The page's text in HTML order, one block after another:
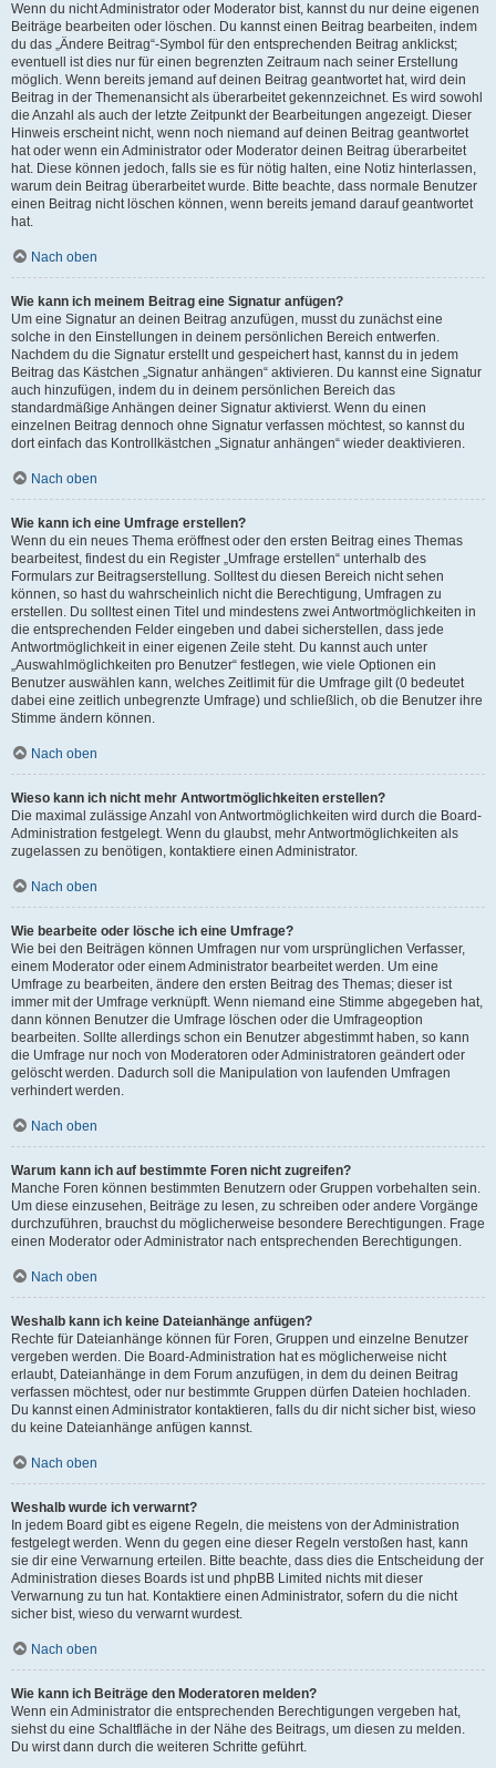
Wenn du nicht Administrator oder Moderator bist, kannst du nur deine eigenen
Beiträge bearbeiten oder löschen. Du kannst einen Beitrag bearbeiten, indem
du das „Ändere Beitrag“-Symbol für den entsprechenden Beitrag anklickst;
eventuell ist dies nur für einen begrenzten Zeitraum nach seiner Erstellung
möglich. Wenn bereits jemand auf deinen Beitrag geantwortet hat, wird dein
Beitrag in der Themenansicht als überarbeitet gekennzeichnet. Es wird sowohl
die Anzahl als auch der letzte Zeitpunkt der Bearbeitungen angezeigt. Dieser
Hinweis erscheint nicht, wenn noch niemand auf deinen Beitrag geantwortet
hat oder wenn ein Administrator oder Moderator deinen Beitrag überarbeitet
hat. Diese können jedoch, falls sie es für nötig halten, eine Notiz hinterlassen,
warum dein Beitrag überarbeitet wurde. Bitte beachte, dass normale Benutzer
einen Beitrag nicht löschen können, wenn bereits jemand darauf geantwortet
hat.
Nach oben
Wie kann ich meinem Beitrag eine Signatur anfügen?
Um eine Signatur an deinen Beitrag anzufügen, musst du zunächst eine
solche in den Einstellungen in deinem persönlichen Bereich entwerfen.
Nachdem du die Signatur erstellt und gespeichert hast, kannst du in jedem
Beitrag das Kästchen „Signatur anhängen“ aktivieren. Du kannst eine Signatur
auch hinzufügen, indem du in deinem persönlichen Bereich das
standardmäßige Anhängen deiner Signatur aktivierst. Wenn du einen
einzelnen Beitrag dennoch ohne Signatur verfassen möchtest, so kannst du
dort einfach das Kontrollkästchen „Signatur anhängen“ wieder deaktivieren.
Nach oben
Wie kann ich eine Umfrage erstellen?
Wenn du ein neues Thema eröffnest oder den ersten Beitrag eines Themas
bearbeitest, findest du ein Register „Umfrage erstellen“ unterhalb des
Formulars zur Beitragserstellung. Solltest du diesen Bereich nicht sehen
können, so hast du wahrscheinlich nicht die Berechtigung, Umfragen zu
erstellen. Du solltest einen Titel und mindestens zwei Antwortmöglichkeiten in
die entsprechenden Felder eingeben und dabei sicherstellen, dass jede
Antwortmöglichkeit in einer eigenen Zeile steht. Du kannst auch unter
„Auswahlmöglichkeiten pro Benutzer“ festlegen, wie viele Optionen ein
Benutzer auswählen kann, welches Zeitlimit für die Umfrage gilt (0 bedeutet
dabei eine zeitlich unbegrenzte Umfrage) und schließlich, ob die Benutzer ihre
Stimme ändern können.
Nach oben
Wieso kann ich nicht mehr Antwortmöglichkeiten erstellen?
Die maximal zulässige Anzahl von Antwortmöglichkeiten wird durch die Board-
Administration festgelegt. Wenn du glaubst, mehr Antwortmöglichkeiten als
zugelassen zu benötigen, kontaktiere einen Administrator.
Nach oben
Wie bearbeite oder lösche ich eine Umfrage?
Wie bei den Beiträgen können Umfragen nur vom ursprünglichen Verfasser,
einem Moderator oder einem Administrator bearbeitet werden. Um eine
Umfrage zu bearbeiten, ändere den ersten Beitrag des Themas; dieser ist
immer mit der Umfrage verknüpft. Wenn niemand eine Stimme abgegeben hat,
dann können Benutzer die Umfrage löschen oder die Umfrageoption
bearbeiten. Sollte allerdings schon ein Benutzer abgestimmt haben, so kann
die Umfrage nur noch von Moderatoren oder Administratoren geändert oder
gelöscht werden. Dadurch soll die Manipulation von laufenden Umfragen
verhindert werden.
Nach oben
Warum kann ich auf bestimmte Foren nicht zugreifen?
Manche Foren können bestimmten Benutzern oder Gruppen vorbehalten sein.
Um diese einzusehen, Beiträge zu lesen, zu schreiben oder andere Vorgänge
durchzuführen, brauchst du möglicherweise besondere Berechtigungen. Frage
einen Moderator oder Administrator nach entsprechenden Berechtigungen.
Nach oben
Weshalb kann ich keine Dateianhänge anfügen?
Rechte für Dateianhänge können für Foren, Gruppen und einzelne Benutzer
vergeben werden. Die Board-Administration hat es möglicherweise nicht
erlaubt, Dateianhänge in dem Forum anzufügen, in dem du deinen Beitrag
verfassen möchtest, oder nur bestimmte Gruppen dürfen Dateien hochladen.
Du kannst einen Administrator kontaktieren, falls du dir nicht sicher bist, wieso
du keine Dateianhänge anfügen kannst.
Nach oben
Weshalb wurde ich verwarnt?
In jedem Board gibt es eigene Regeln, die meistens von der Administration
festgelegt werden. Wenn du gegen eine dieser Regeln verstoßen hast, kann
sie dir eine Verwarnung erteilen. Bitte beachte, dass dies die Entscheidung der
Administration dieses Boards ist und phpBB Limited nichts mit dieser
Verwarnung zu tun hat. Kontaktiere einen Administrator, sofern du die nicht
sicher bist, wieso du verwarnt wurdest.
Nach oben
Wie kann ich Beiträge den Moderatoren melden?
Wenn ein Administrator die entsprechenden Berechtigungen vergeben hat,
siehst du eine Schaltfläche in der Nähe des Beitrags, um diesen zu melden.
Du wirst dann durch die weiteren Schritte geführt.